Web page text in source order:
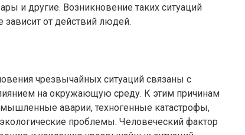
и другие. Возникновение таких ситуаций
зависит от действий людей.
чрезвычайных ситуаций связаны с
на окружающую среду. К этим причинам
аварии, техногенные катастрофы,
проблемы. Человеческий фактор